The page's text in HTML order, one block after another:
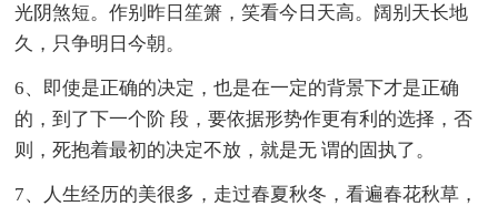
光阴煞短。作别昨日笙箫，笑看今日天高。阔别天长地
久，只争明日今朝。
6、即使是正确的决定，也是在一定的背景下才是正确
的，到了下一个阶 段，要依据形势作更有利的选择，否
则，死抱着最初的决定不放，就是无 谓的固执了。
7、人生经历的美很多，走过春夏秋冬，看遍春花秋草，